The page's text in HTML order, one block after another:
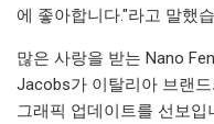
에 좋아합니다."라고 말했
많은 사랑을 받는 Nano
Jacobs가 이탈리아 브랜
그래픽 업데이트를 선보입